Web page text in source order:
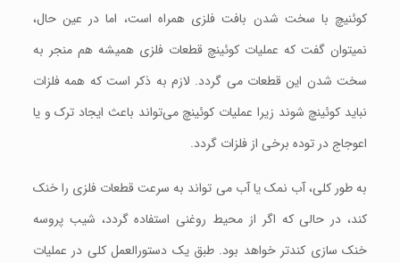
کوئنیچ با سخت شدن بافت فلزی همراه است، اما در عین حال،
نمیتوان گفت که عملیات کوئینچ قطعات فلزی همیشه هم منجر به
سخت شدن این قطعات می گردد. لازم به ذکر است که همه فلزات
نباید کوئینچ شوند زیرا عملیات کوئینچ می‌تواند باعث ایجاد ترک و یا
اعوجاج در توده برخی از فلزات گردد.
به طور کلی، آب نمک یا آب می تواند به سرعت قطعات فلزی را خنک
کند، در حالی که اگر از محیط روغنی استفاده گردد، شیب پروسه
خنک سازی کندتر خواهد بود. طبق یک دستورالعمل کلی در عملیات